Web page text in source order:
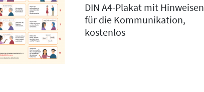
DIN A4-Plakat mit Hinweisen
für die Kommunikation,
kostenlos